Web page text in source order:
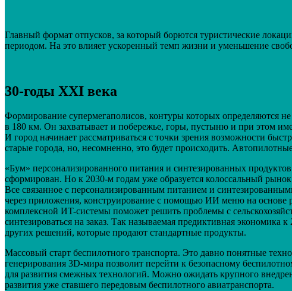
Главный формат отпусков, за который борются туристические
периодом. На это влияет ускоренный темп жизни и уменьшение
30-годы XXI века
Формирование супермегаполисов, контуры которых определяются
в 180 км. Он захватывает и побережье, горы, пустыню и при этом
И город начинает рассматриваться с точки зрения возможности
старые города, но, несомненно, это будет происходить.
«Бум» персонализированного питания и синтезированных
сформирован. Но к 2030-м годам уже образуется колоссальный
Все связанное с персонализированным питанием и
через приложения, конструирование с помощью ИИ меню на основе
комплексной ИT-системы поможет решить проблемы с
синтезироваться на заказ. Так называемая предиктивная
других решений, которые продают стандартные продукты.
Массовый старт беспилотного транспорта. Это давно понятные
генерирования 3D-мира позволит перейти к безопасному
для развития смежных технологий. Можно ожидать крупного
развития уже ставшего передовым беспилотного авиатранспорта.